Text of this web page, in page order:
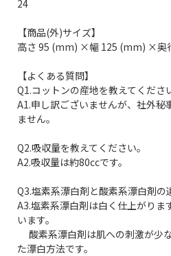
24
【商品(外)サイズ】
高さ 95 (mm) ×幅 125 (mm) ×奥
【よくある質問】
Q1.コットンの産地を教えてくださ
A1.申し訳ございませんが、社外秘
ません。
Q2.吸収量を教えてください。
A2.吸収量は約80ccです。
Q3.塩素系漂白剤と酸素系漂白剤の
A3.塩素系漂白剤は白く仕上がりま
います。
酸素系漂白剤は肌への刺激が少
た漂白方法です。